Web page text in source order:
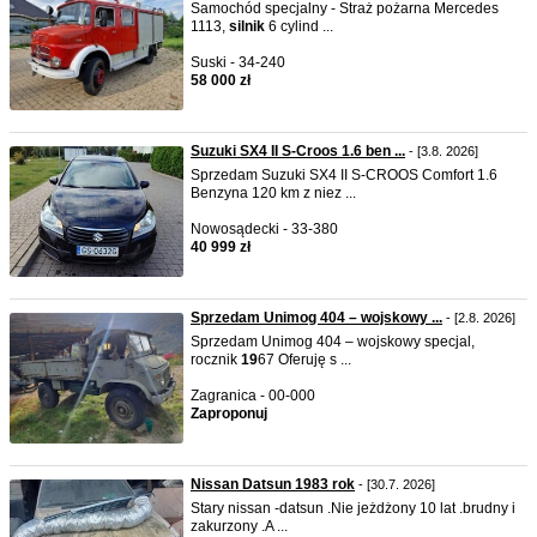
Samochód specjalny - Straż pożarna Mercedes
1113, silnik 6 cylind ...
Suski - 34-240
58 000 zł
Suzuki SX4 II S-Croos 1.6 ben ... - [3.8. 2026]
Sprzedam Suzuki SX4 II S-CROOS Comfort 1.6
Benzyna 120 km z niez ...
Nowosądecki - 33-380
40 999 zł
Sprzedam Unimog 404 – wojskowy ... - [2.8. 2026]
Sprzedam Unimog 404 – wojskowy specjal,
rocznik 1967 Oferuję s ...
Zagranica - 00-000
Zaproponuj
Nissan Datsun 1983 rok - [30.7. 2026]
Stary nissan -datsun .Nie jeżdżony 10 lat .brudny i
zakurzony .A ...